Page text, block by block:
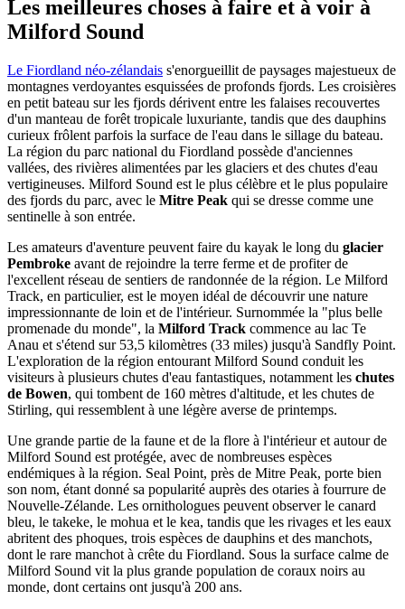
Les meilleures choses à faire et à voir à
Milford Sound
Le Fiordland néo-zélandais s'enorgueillit de paysages majestueux de
montagnes verdoyantes esquissées de profonds fjords. Les croisières
en petit bateau sur les fjords dérivent entre les falaises recouvertes
d'un manteau de forêt tropicale luxuriante, tandis que des dauphins
curieux frôlent parfois la surface de l'eau dans le sillage du bateau.
La région du parc national du Fiordland possède d'anciennes
vallées, des rivières alimentées par les glaciers et des chutes d'eau
vertigineuses. Milford Sound est le plus célèbre et le plus populaire
des fjords du parc, avec le Mitre Peak qui se dresse comme une
sentinelle à son entrée.
Les amateurs d'aventure peuvent faire du kayak le long du glacier
Pembroke avant de rejoindre la terre ferme et de profiter de
l'excellent réseau de sentiers de randonnée de la région. Le Milford
Track, en particulier, est le moyen idéal de découvrir une nature
impressionnante de loin et de l'intérieur. Surnommée la "plus belle
promenade du monde", la Milford Track commence au lac Te
Anau et s'étend sur 53,5 kilomètres (33 miles) jusqu'à Sandfly Point.
L'exploration de la région entourant Milford Sound conduit les
visiteurs à plusieurs chutes d'eau fantastiques, notamment les chutes
de Bowen, qui tombent de 160 mètres d'altitude, et les chutes de
Stirling, qui ressemblent à une légère averse de printemps.
Une grande partie de la faune et de la flore à l'intérieur et autour de
Milford Sound est protégée, avec de nombreuses espèces
endémiques à la région. Seal Point, près de Mitre Peak, porte bien
son nom, étant donné sa popularité auprès des otaries à fourrure de
Nouvelle-Zélande. Les ornithologues peuvent observer le canard
bleu, le takeke, le mohua et le kea, tandis que les rivages et les eaux
abritent des phoques, trois espèces de dauphins et des manchots,
dont le rare manchot à crête du Fiordland. Sous la surface calme de
Milford Sound vit la plus grande population de coraux noirs au
monde, dont certains ont jusqu'à 200 ans.